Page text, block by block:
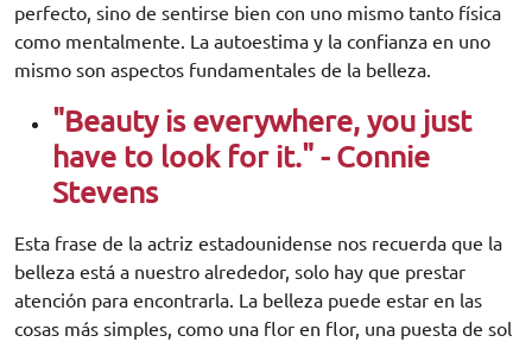
perfecto, sino de sentirse bien con uno mismo tanto física
como mentalmente. La autoestima y la confianza en uno
mismo son aspectos fundamentales de la belleza.
"Beauty is everywhere, you just
have to look for it." - Connie
Stevens
Esta frase de la actriz estadounidense nos recuerda que la
belleza está a nuestro alrededor, solo hay que prestar
atención para encontrarla. La belleza puede estar en las
cosas más simples, como una flor en flor, una puesta de sol